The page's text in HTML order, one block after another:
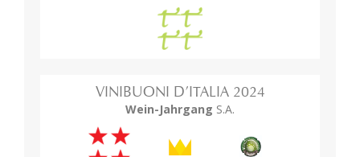
VINIBUONI D’ITALIA 2024
Wein-Jahrgang S.A.